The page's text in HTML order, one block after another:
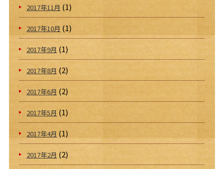
2017年11月 (1)
2017年10月 (1)
2017年9月(1)
2017年8月 (2)
2017年6月(2)
2017年5月 (1)
2017年4月 (1)
2017年2月 (2)